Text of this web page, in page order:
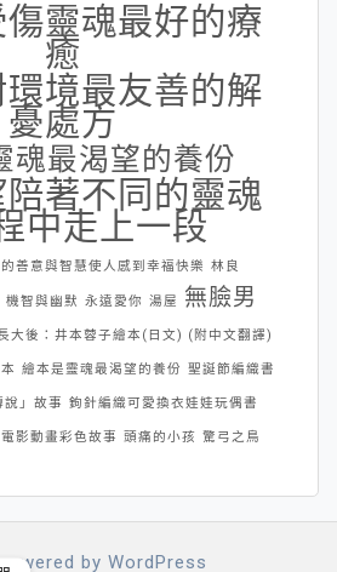
靈魂最好的療
癒
境最友善的解
憂處方
魂最渴望的養份
著不同的靈魂
中走上一段
善意與智慧使人感到幸福快樂 林良
機智與幽默 永遠愛你 湯屋 無臉男
大後：井本蓉子繪本(日文) (附中文翻譯)
繪本是靈魂最渴望的養份 聖誕節編織書
說」故事 鉤針編織可愛換衣娃娃玩偶書
電影動畫彩色故事 頭痛的小孩 驚弓之鳥
by WordPress